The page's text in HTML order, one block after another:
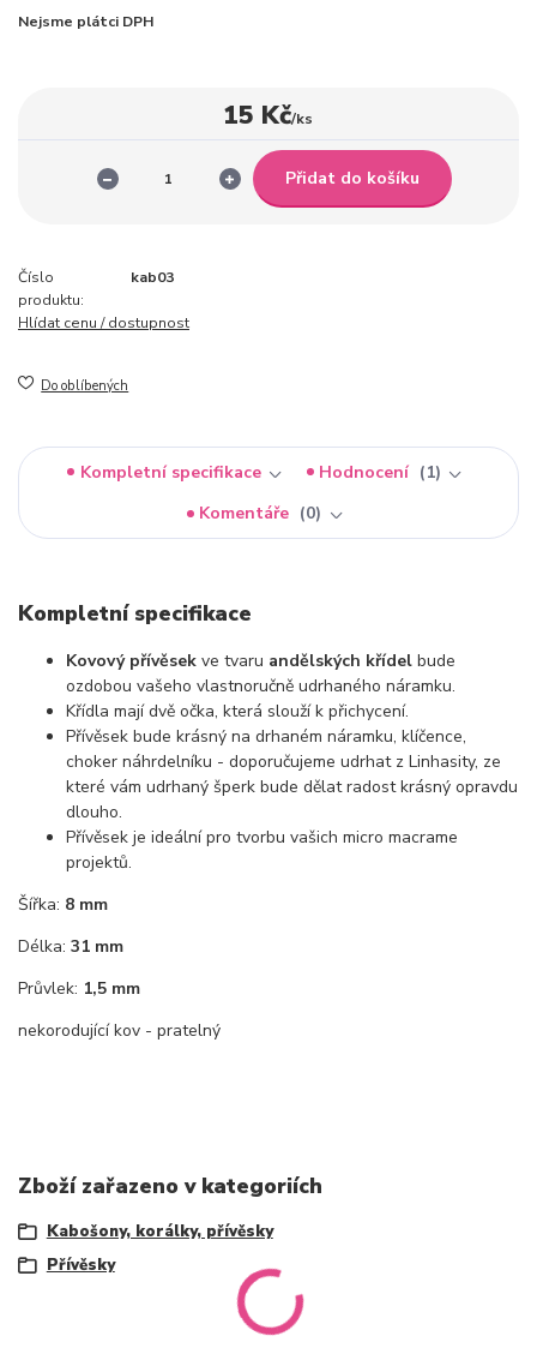
Nejsme plátci DPH
15 Kč/ks
Přidat do košíku
Číslo
produktu:
kab03
Hlídat cenu / dostupnost
Do oblíbených
Kompletní specifikace Hodnocení
1
Komentáře
0
Kompletní specifikace
Kovový přívěsek ve tvaru andělských křídel bude
ozdobou vašeho vlastnoručně udrhaného náramku.
Křídla mají dvě očka, která slouží k přichycení.
Přívěsek bude krásný na drhaném náramku, klíčence,
choker náhrdelníku - doporučujeme udrhat z Linhasity, ze
které vám udrhaný šperk bude dělat radost krásný opravdu
dlouho.
Přívěsek je ideální pro tvorbu vašich micro macrame
projektů.
Šířka: 8 mm
Délka: 31 mm
Průvlek: 1,5 mm
nekorodující kov - pratelný
Zboží zařazeno v kategoriích
Kabošony, korálky, přívěsky
Přívěsky